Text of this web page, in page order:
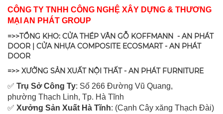
CÔNG TY TNHH CÔNG NGHỆ XÂY DỰNG & THƯƠNG
MẠI AN PHÁT GROUP
=>>TỔNG KHO: CỬA THÉP VÂN GỖ KOFFMANN - AN PHÁT
DOOR | CỬA NHỰA COMPOSITE ECOSMART - AN PHÁT
DOOR
=>> XƯỞNG SẢN XUẤT NỘI THẤT - AN PHÁT FURNITURE
✅ Trụ Sở Công Ty: Số 266 Đường Vũ Quang,
phường Thạch Linh, Tp. Hà Tĩnh
✅ Xưởng Sản Xuất Hà Tĩnh: (Cạnh Cây xăng Thạch Đài)